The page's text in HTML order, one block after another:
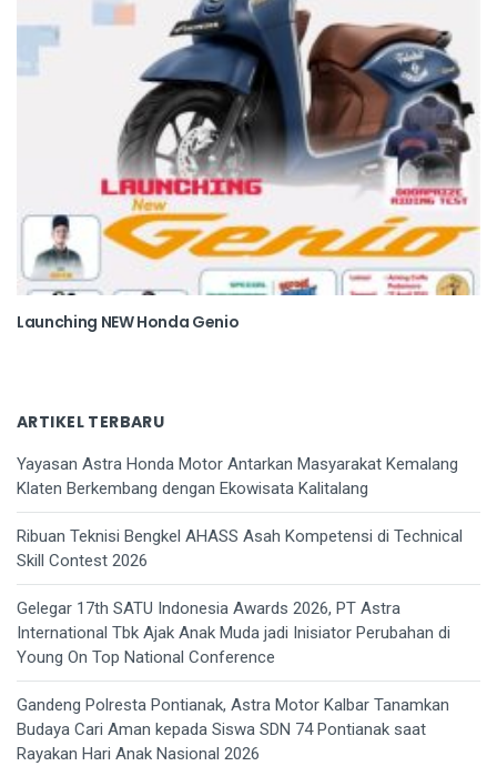
Launching NEW Honda Genio
ARTIKEL TERBARU
Yayasan Astra Honda Motor Antarkan Masyarakat Kemalang
Klaten Berkembang dengan Ekowisata Kalitalang
Ribuan Teknisi Bengkel AHASS Asah Kompetensi di Technical
Skill Contest 2026
Gelegar 17th SATU Indonesia Awards 2026, PT Astra
International Tbk Ajak Anak Muda jadi Inisiator Perubahan di
Young On Top National Conference
Gandeng Polresta Pontianak, Astra Motor Kalbar Tanamkan
Budaya Cari Aman kepada Siswa SDN 74 Pontianak saat
Rayakan Hari Anak Nasional 2026